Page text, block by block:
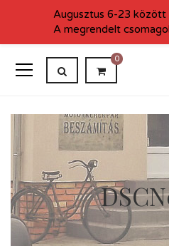
0
Augusztus 6-23
A megrendelt